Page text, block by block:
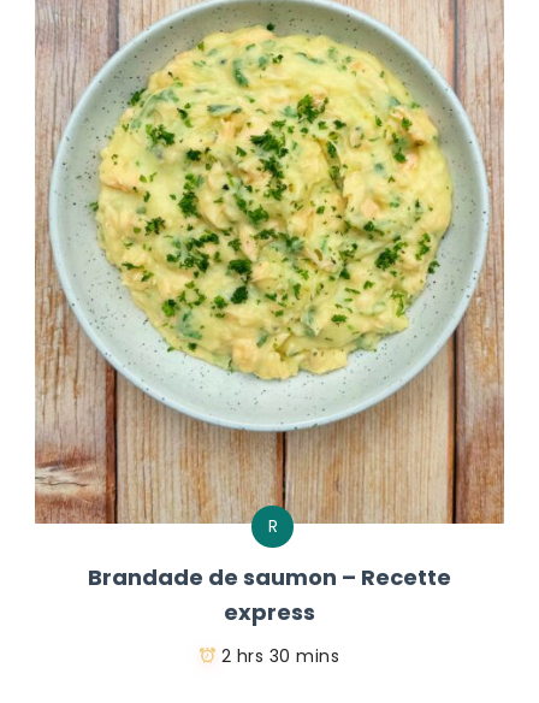
R
Brandade de saumon – Recette
express
2 hrs 30 mins